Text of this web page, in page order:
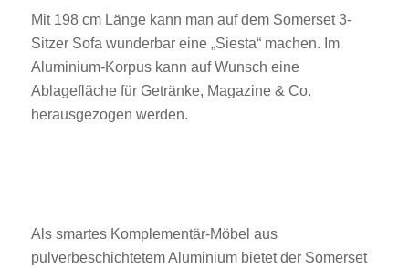
Mit 198 cm Länge kann man auf dem Somerset 3-
Sitzer Sofa wunderbar eine „Siesta“ machen. Im
Aluminium-Korpus kann auf Wunsch eine
Ablagefläche für Getränke, Magazine & Co.
herausgezogen werden.
Als smartes Komplementär-Möbel aus
pulverbeschichtetem Aluminium bietet der Somerset